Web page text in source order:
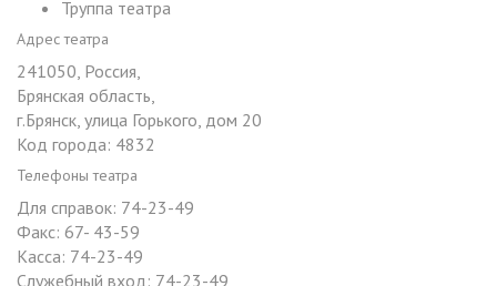
Труппа театра
Адрес театра
241050, Россия,
Брянская область,
г.Брянск, улица Горького, дом 20
Код города: 4832
Телефоны театра
Для справок: 74-23-49
Факс: 67- 43-59
Касса: 74-23-49
Служебный вход: 74-23-49